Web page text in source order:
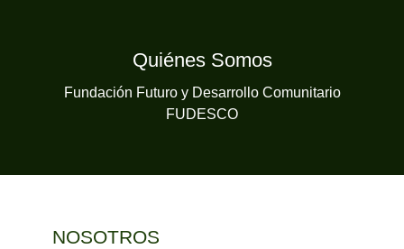
Quiénes Somos
Fundación Futuro y Desarrollo Comunitario
FUDESCO
NOSOTROS